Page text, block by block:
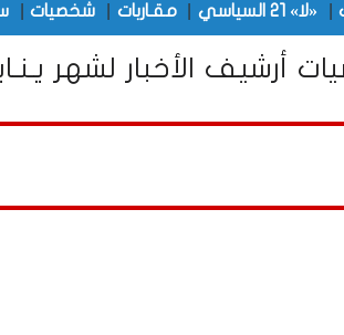
«لا» 21 السياسي مقـاربات شخصيات
أرشيف الأخبار لشهر